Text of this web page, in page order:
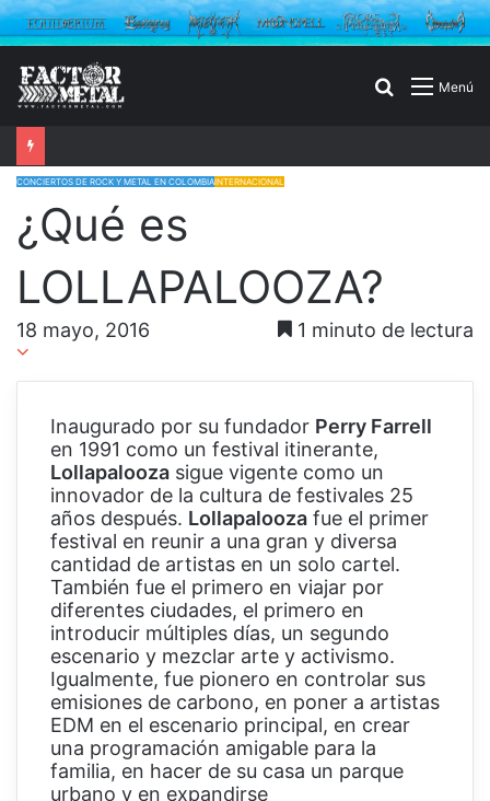
Menú
Buscar
CONCIERTOS DE ROCK Y METAL EN COLOMBIAINTERNACIONAL
¿Qué es
LOLLAPALOOZA?
18 mayo, 2016 1 minuto de lectura
Inaugurado por su fundador Perry Farrell
en 1991 como un festival itinerante,
Lollapalooza sigue vigente como un
innovador de la cultura de festivales 25
años después. Lollapalooza fue el primer
festival en reunir a una gran y diversa
cantidad de artistas en un solo cartel.
También fue el primero en viajar por
diferentes ciudades, el primero en
introducir múltiples días, un segundo
escenario y mezclar arte y activismo.
Igualmente, fue pionero en controlar sus
emisiones de carbono, en poner a artistas
EDM en el escenario principal, en crear
una programación amigable para la
familia, en hacer de su casa un parque
urbano y en expandirse